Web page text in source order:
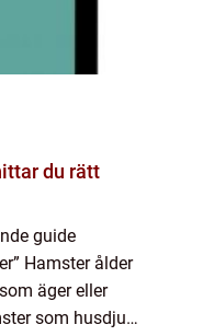
guide
Hamster ålder
äger eller
som husdjur.